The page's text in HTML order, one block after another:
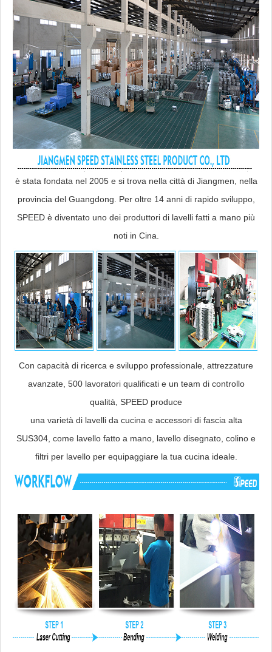
è stata fondata nel 2005 e si trova nella città di Jiangmen, nella
provincia del Guangdong. Per oltre 14 anni di rapido sviluppo,
SPEED è diventato uno dei produttori di lavelli fatti a mano più
noti in Cina.
Con capacità di ricerca e sviluppo professionale, attrezzature
avanzate, 500 lavoratori qualificati e un team di controllo
qualità, SPEED produce
una varietà di lavelli da cucina e accessori di fascia alta
SUS304, come lavello fatto a mano, lavello disegnato, colino e
filtri per lavello per equipaggiare la tua cucina ideale.